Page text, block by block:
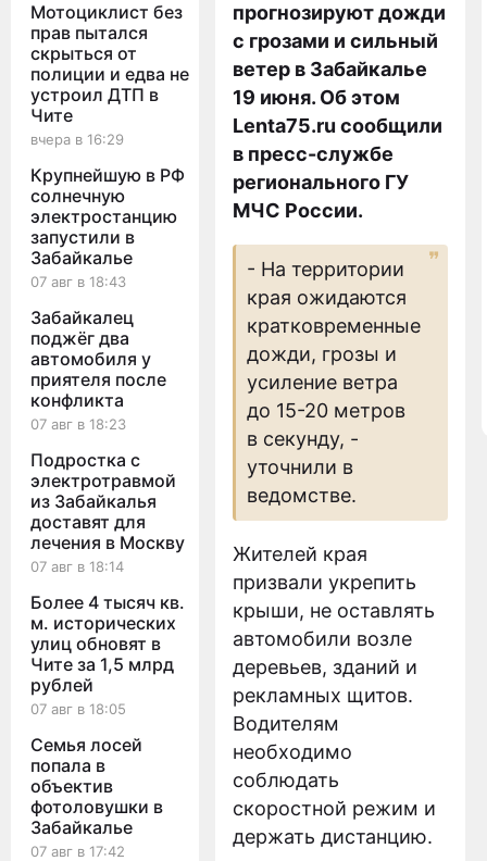
Мотоциклист без
прав пытался
скрыться от
полиции и едва не
устроил ДТП в
Чите
вчера в 16:29
Крупнейшую в РФ
солнечную
электростанцию
запустили в
Забайкалье
07 авг в 18:43
Забайкалец
поджёг два
автомобиля у
приятеля после
конфликта
07 авг в 18:23
Подростка с
электротравмой
из Забайкалья
доставят для
лечения в Москву
07 авг в 18:14
Более 4 тысяч кв.
м. исторических
улиц обновят в
Чите за 1,5 млрд
рублей
07 авг в 18:05
Семья лосей
попала в
объектив
фотоловушки в
Забайкалье
07 авг в 17:42
прогнозируют дожди
с грозами и сильный
ветер в Забайкалье
19 июня. Об этом
Lenta75.ru сообщили
в пресс-службе
регионального ГУ
МЧС России.
- На территории
края ожидаются
кратковременные
дожди, грозы и
усиление ветра
до 15-20 метров
в секунду, -
уточнили в
ведомстве.
Жителей края
призвали укрепить
крыши, не оставлять
автомобили возле
деревьев, зданий и
рекламных щитов.
Водителям
необходимо
соблюдать
скоростной режим и
держать дистанцию.